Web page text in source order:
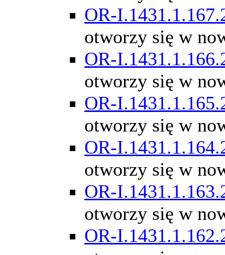
OR-
otworzy się w
OR-
otworzy się w
OR-
otworzy się w
OR-
otworzy się w
OR-
otworzy się w
OR-